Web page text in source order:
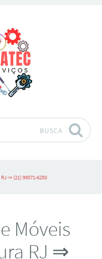
BUSCA
⇒ (21) 99071-6250
Móveis
RJ ⇒